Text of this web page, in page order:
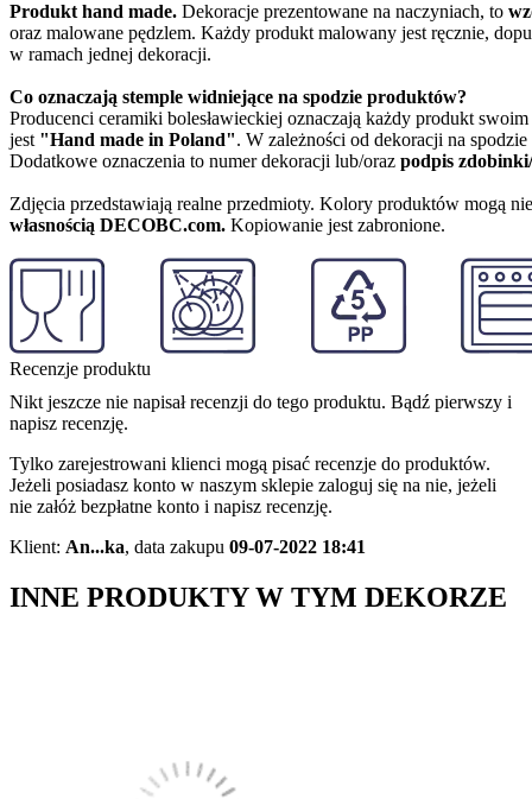
Produkt hand made. Dekoracje prezentowane na naczyniach, to
oraz malowane pędzlem. Każdy produkt malowany jest ręcznie,
w ramach jednej dekoracji.
Co oznaczają stemple widniejące na spodzie produktów?
Producenci ceramiki bolesławieckiej oznaczają każdy produkt swoim
jest "Hand made in Poland". W zależności od dekoracji na
Dodatkowe oznaczenia to numer dekoracji lub/oraz podpis
Zdjęcia przedstawiają realne przedmioty. Kolory produktów mogą
własnością DECOBC.com. Kopiowanie jest zabronione.
Recenzje produktu
Nikt jeszcze nie napisał recenzji do tego produktu. Bądź pierwszy i
napisz recenzję.
Tylko zarejestrowani klienci mogą pisać recenzje do produktów.
Jeżeli posiadasz konto w naszym sklepie zaloguj się na nie, jeżeli
nie załóż bezpłatne konto i napisz recenzję.
Klient: An...ka, data zakupu 09-07-2022 18:41
INNE PRODUKTY W TYM DEKORZE